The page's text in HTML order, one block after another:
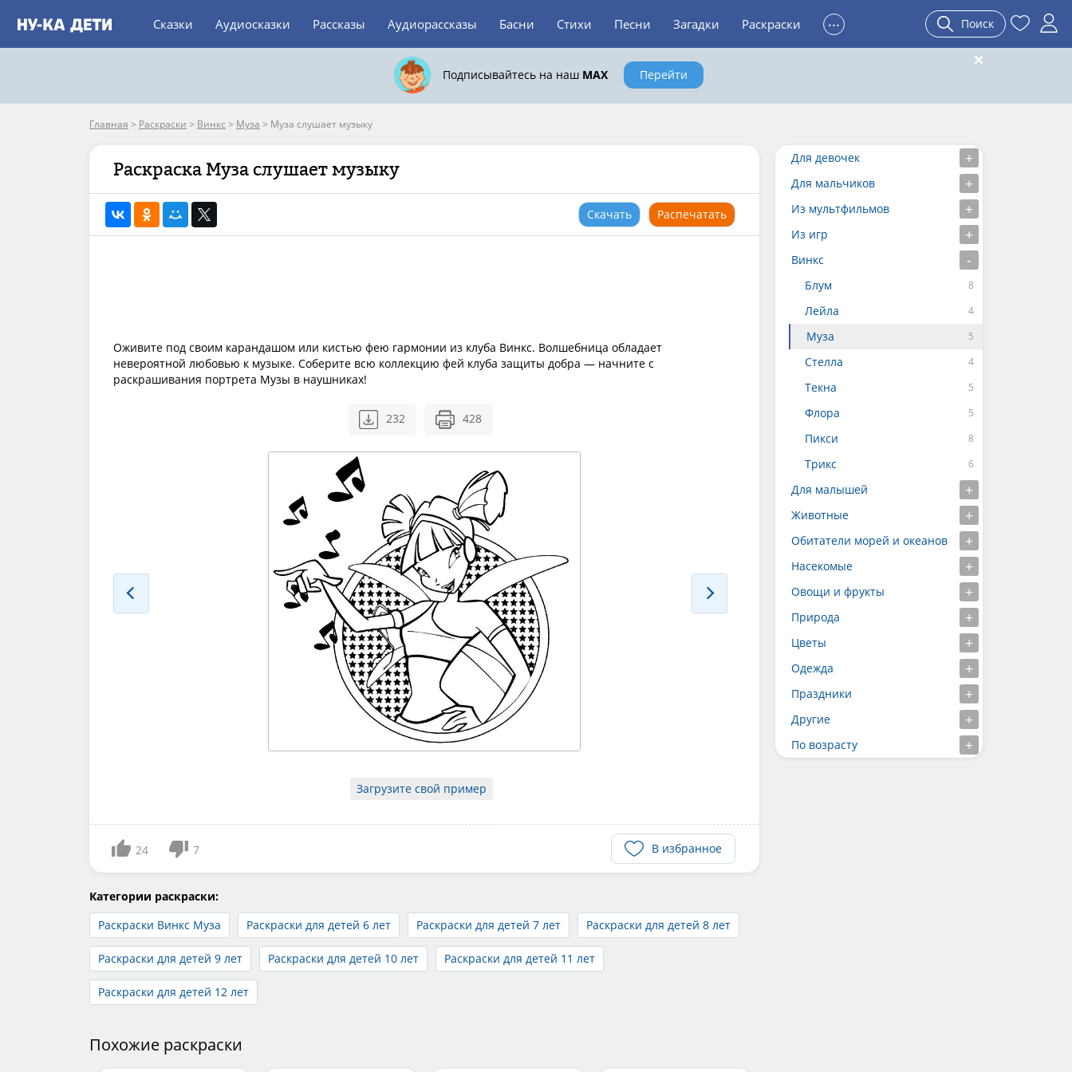
Сказки Аудиосказки Рассказы Аудиорассказы Басни Стихи Песни Загадки Раскраски ... Поиск
Подписывайтесь на наш MAX Перейти
Главная > Раскраски > Винкс > Муза > Муза слушает музыку
Раскраска Муза слушает музыку
Скачать Распечатать
Оживите под своим карандашом или кистью фею гармонии из клуба Винкс. Волшебница обладает
невероятной любовью к музыке. Соберите всю коллекцию фей клуба защиты добра — начните с
раскрашивания портрета Музы в наушниках!
232 428
Загрузите свой пример
24 7 В избранное
Категории раскраски:
Раскраски Винкс Муза
Раскраски для детей 6 лет Раскраски для детей 7 лет Раскраски для детей 8 лет
Раскраски для детей 9 лет Раскраски для детей 10 лет Раскраски для детей 11 лет
Раскраски для детей 12 лет
Похожие раскраски
Для девочек
Для мальчиков
Из мультфильмов
Из игр
Винкс
Блум
Лейла
Муза
Стелла
Текна
Флора
Пикси
Трикс
Для малышей
Животные
Обитатели морей и океанов
Насекомые
Овощи и фрукты
Природа
Цветы
Одежда
Праздники
Другие
По возрасту